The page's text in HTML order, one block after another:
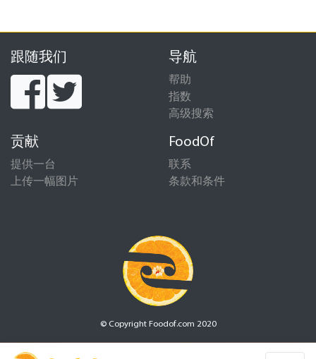
跟随我们 导航
帮助
指数
高级搜索
贡献
提供一台
上传一幅图片
FoodOf
联系
条款和条件
© Copyright Foodof.com 2020